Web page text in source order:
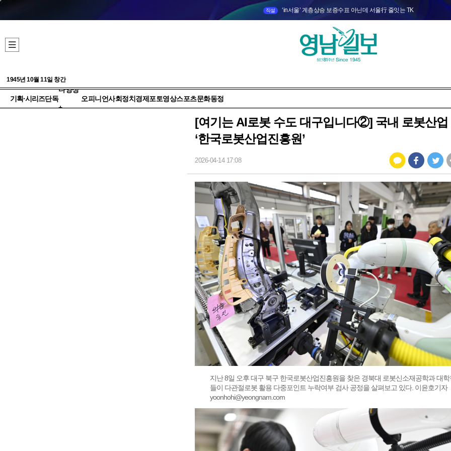
직설 ‘in서울’ 계층상승 보증수표 아닌데 서울行 줄잇는 TK
1945년 10월 11일 창간
기획·시리즈단독
다양성
+
오피니언사회정치 경제 포토영상스포츠문화동정
[여기는 AI로봇 수도 대구입니다②] 국내 로봇산업
‘한국로봇산업진흥원’
2026-04-14 17:08
지난 8일 오후 대구 북구 한국로봇산업진흥원을 찾은 경북대 로봇신소재공학과 대
들이 다관절로봇 활용 다중포인트 누락여부 검사 공정을 살펴보고 있다. 이윤호기자
yoonhohi@yeongnam.com